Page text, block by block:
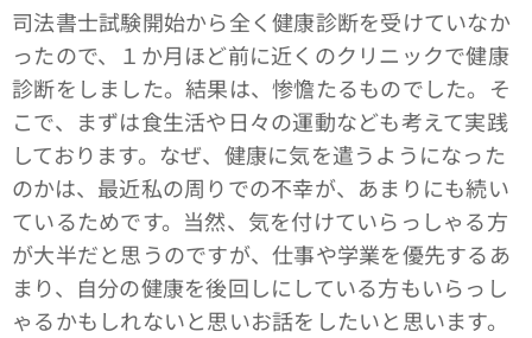
司法書士試験開始から全く健康診断を受けていなか
ったので、１か月ほど前に近くのクリニックで健康
診断をしました。結果は、惨憺たるものでした。そ
こで、まずは食生活や日々の運動なども考えて実践
しております。なぜ、健康に気を遣うようになった
のかは、最近私の周りでの不幸が、あまりにも続い
ているためです。当然、気を付けていらっしゃる方
が大半だと思うのですが、仕事や学業を優先するあ
まり、自分の健康を後回しにしている方もいらっし
ゃるかもしれないと思いお話をしたいと思います。